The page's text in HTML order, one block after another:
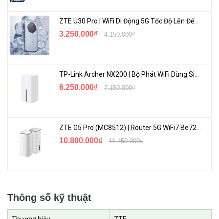
2. Trải nghiệm mượt mà với WiFi 6 tốc độ cao 3600Mbps
3600Mbps, tốc độ Wi-Fi được cải thiện đáng kể và dữ liệu truyền
3. Chế độ kép 5G, phổ cập ở mọi dải tần của toàn mạng
ZTE U30 Pro | WiFi Di Động 5G Tốc Độ Lên Đến 500Mbps, Màn Hình Cảm Ứng
3.250.000₫ 4.150.000₫
6.250.000₫ 7.150.000₫
10.800.000₫ 11.150.000₫
Thông số kỹ thuật